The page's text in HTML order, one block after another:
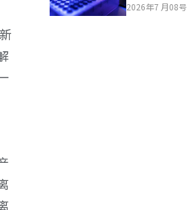
2026年7 月08号